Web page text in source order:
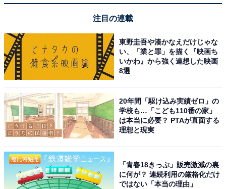
ことができたのが印象的でした（20代女性）」「あのゴ
「ドイツ相手にゴールを決めてチームの雰囲気も良くな
ったと思うから（40代女性）」「希望の灯りを灯した価
値あるゴールだと思う（50代男性）」などのコメントが
他にも「強豪で敗戦濃厚と思われていたドイツから同点
ゴールを奪い、その後の日本の躍進を演出したゴールだ
った（20代男性）」「今大会の日本のオープニングゴー
ル（20代男性）」「じれったい試合だったから。そんな
試合でゴールをこじ開けたことはすごいと思う（20代女
性）」など、快進撃のきっかけとして強い印象を持った
注目の連載
東野圭吾や湊かなえだけじゃな
い、「業と罪」を描く『映画ち
いかわ』から強く連想した映画
8選
20年間「駆け込み実績ゼロ」の
学校も…「こども110番の家」
は本当に必要？ PTAが直面する
理想と現実
「青春18きっぷ」販売激減の裏
に何が？ 連続利用の厳格化だけ
ではない「本当の理由」